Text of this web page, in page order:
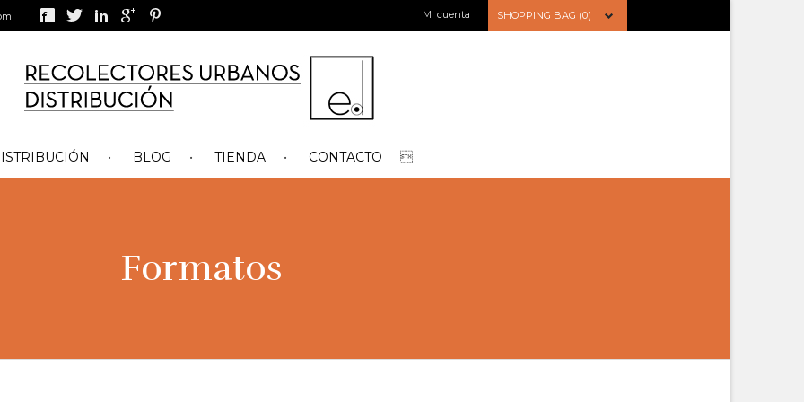
SHOPPING BAG (0)
Mi cuenta
BLOG TIENDA CONTACTO
Formatos